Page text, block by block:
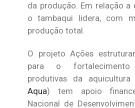
da produção. Em relação a
o tambaqui lidera, com
produção total.
O projeto Ações
para o
produtivas da
Aqua) tem apoio
Nacional de